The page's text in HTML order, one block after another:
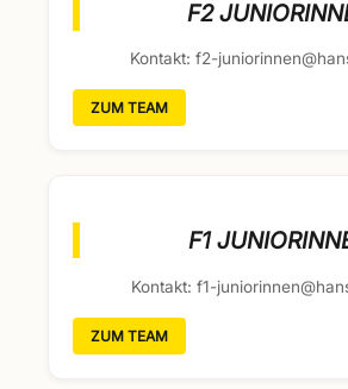
F2
Kontakt: f2-
ZUM TEAM
F1
Kontakt: f1-
ZUM TEAM